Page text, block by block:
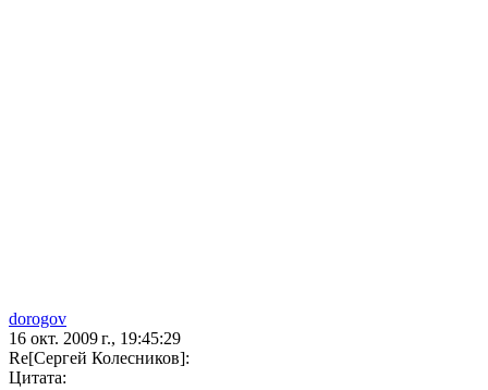
dorogov
16 окт. 2009 г., 19:45:29
Re[Сергей Колесников]:
Цитата: